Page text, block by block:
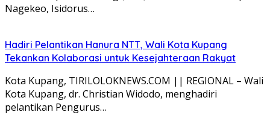
Nagekeo, Isidorus…
Hadiri Pelantikan Hanura NTT, Wali Kota Kupang
Tekankan Kolaborasi untuk Kesejahteraan Rakyat
Kota Kupang, TIRILOLOKNEWS.COM || REGIONAL – Wali
Kota Kupang, dr. Christian Widodo, menghadiri
pelantikan Pengurus…